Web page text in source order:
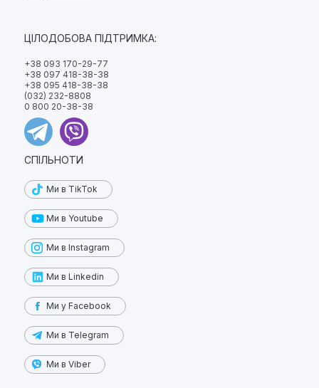
ЦІЛОДОБОВА ПІДТРИМКА:
+38 093 170-29-77
+38 097 418-38-38
+38 095 418-38-38
(032) 232-8808
0 800 20-38-38
СПІЛЬНОТИ
Ми в TikTok
Ми в Youtube
Ми в Instagram
Ми в Linkedin
Ми у Facebook
Ми в Telegram
Ми в Viber